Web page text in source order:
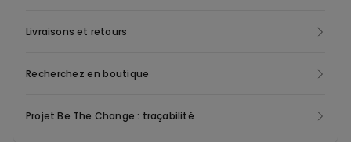
Livraisons et retours
Recherchez en boutique
Projet Be The Change : traçabilité